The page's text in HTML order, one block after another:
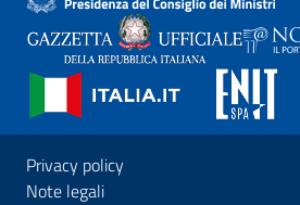
Privacy policy
Note legali